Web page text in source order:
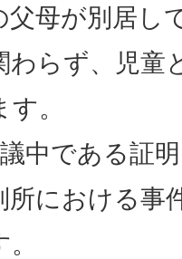
父母が別居し
わらず、児童
。
中である証
所における事